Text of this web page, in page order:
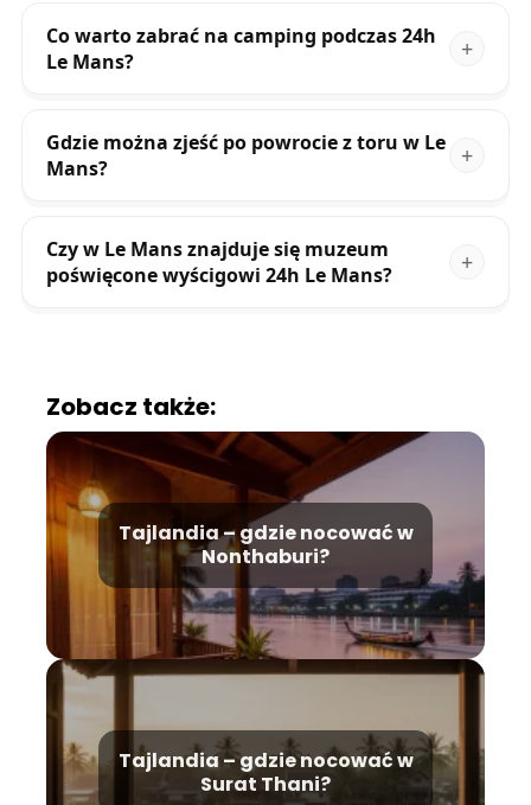
Co warto zabrać na camping podczas 24h
Le Mans?
Gdzie można zjeść po powrocie z toru w Le
Mans?
Czy w Le Mans znajduje się muzeum
poświęcone wyścigowi 24h Le Mans?
Zobacz także:
Tajlandia – gdzie nocować w
Nonthaburi?
Tajlandia – gdzie nocować w
Surat Thani?